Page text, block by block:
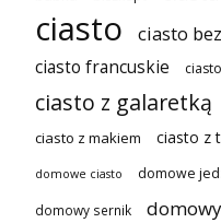
ciasto ciasto
ciasto francuskie
ciasto z galaretką
ciasto z makiem ciasto z
domowe ciasto domowe
domowy sernik